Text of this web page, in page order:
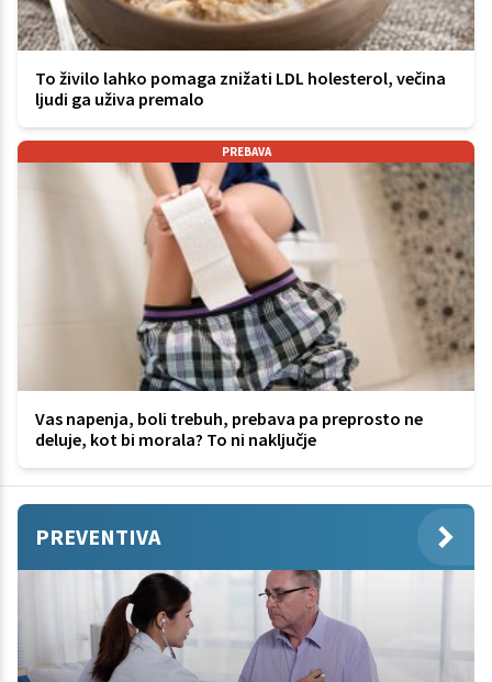
To živilo lahko pomaga znižati LDL holesterol, večina
ljudi ga uživa premalo
PREBAVA
Vas napenja, boli trebuh, prebava pa preprosto ne
deluje, kot bi morala? To ni naključje
PREVENTIVA